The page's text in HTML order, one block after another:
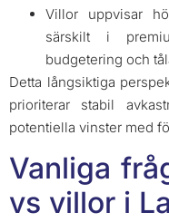
Villor uppvisar
särskilt i
budgetering och
Detta långsiktiga
prioriterar stabil
potentiella vinster med
Vanliga
vs villor i